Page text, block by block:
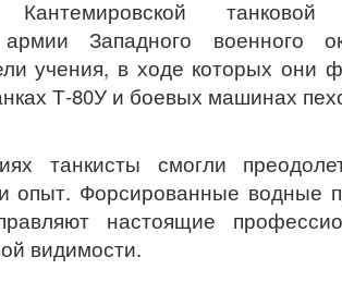
Кантемировской
армии Западного военного
учения, в ходе которых они
Т-80У и боевых машинах
танкисты смогли
опыт. Форсированные водные
настоящие
видимости.